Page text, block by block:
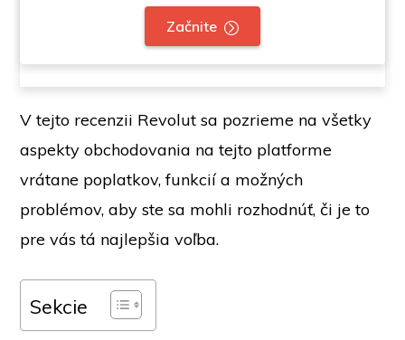
Začnite
V tejto recenzii Revolut sa pozrieme na všetky
aspekty obchodovania na tejto platforme
vrátane poplatkov, funkcií a možných
problémov, aby ste sa mohli rozhodnúť, či je to
pre vás tá najlepšia voľba.
Sekcie